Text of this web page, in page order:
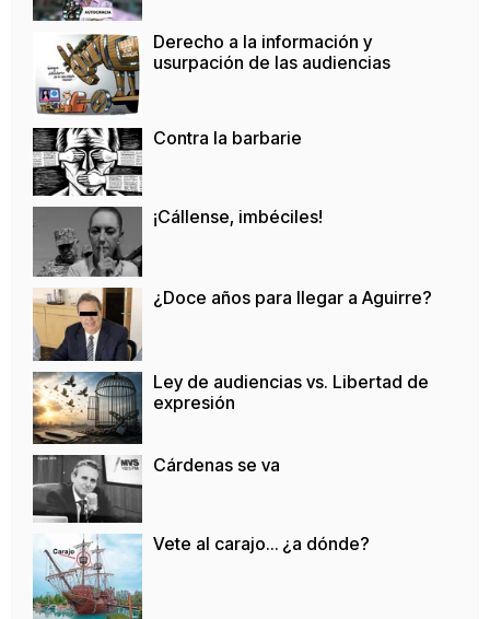
Derecho a la información y
usurpación de las audiencias
Contra la barbarie
¡Cállense, imbéciles!
¿Doce años para llegar a Aguirre?
Ley de audiencias vs. Libertad de
expresión
Cárdenas se va
Vete al carajo… ¿a dónde?